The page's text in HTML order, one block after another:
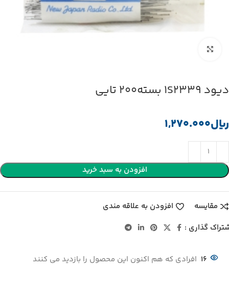
دیود 1S2339 بسته200 تایی
﷼
افزودن به سبد خرید
مقایسه
افزودن به علاقه مندی
گذاری :
16 افرادی که هم اکنون این محصول را بازدید می کنند